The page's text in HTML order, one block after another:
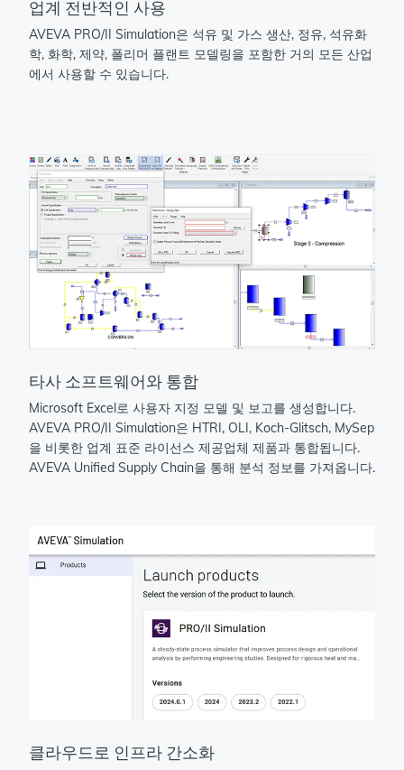
업계 전반적인 사용
AVEVA PRO/II Simulation은 석유 및 가스 생산, 정유, 석유화
학, 화학, 제약, 폴리머 플랜트 모델링을 포함한 거의 모든 산업
에서 사용할 수 있습니다.
타사 소프트웨어와 통합
Microsoft Excel로 사용자 지정 모델 및 보고를 생성합니다.
AVEVA PRO/II Simulation은 HTRI, OLI, Koch-Glitsch, MySep
을 비롯한 업계 표준 라이선스 제공업체 제품과 통합됩니다.
AVEVA Unified Supply Chain을 통해 분석 정보를 가져옵니다.
클라우드로 인프라 간소화